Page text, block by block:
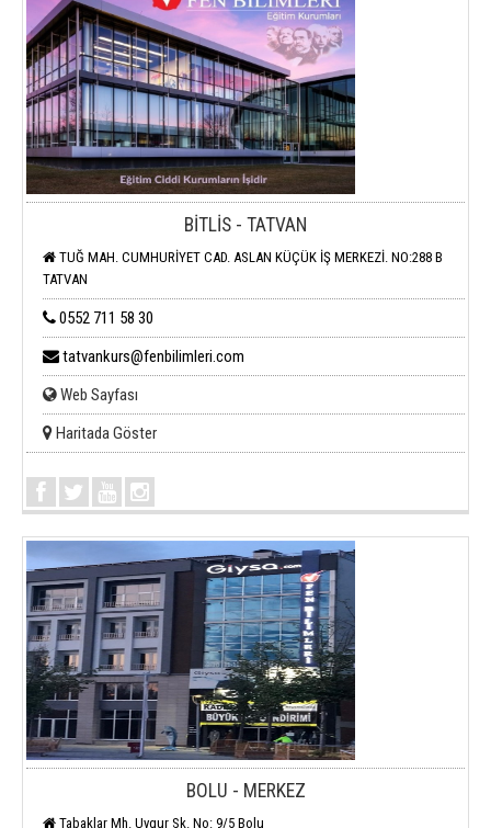
BİTLİS - TATVAN
TUĞ MAH. CUMHURİYET CAD. ASLAN KÜÇÜK İŞ MERKEZİ. NO:288 B
TATVAN
0552 711 58 30
tatvankurs@fenbilimleri.com
Web Sayfası
Haritada Göster
BOLU - MERKEZ
Tabaklar Mh. Uygur Sk. No: 9/5 Bolu